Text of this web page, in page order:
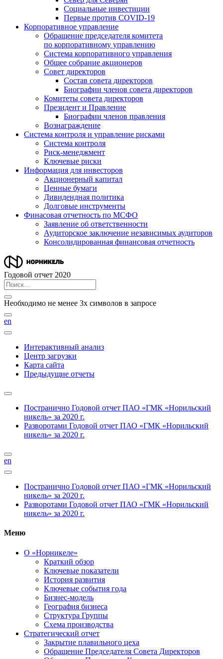
Социальные инвестиции
Первые против COVID‑19
Корпоративное управление
Обращение председателя комитета
по корпоративному управлению
Система корпоративного управления
Общее собрание акционеров
Совет директоров
Состав совета директоров
Биографии членов совета директоров
Комитеты совета директоров
Президент и Правление
Биографии членов правления
Вознаграждение
Система контроля и управление рисками
Система контроля
Риск-менеджмент
Ключевые риски
Информация для инвесторов
Акционерный капитал
Ценные бумаги
Дивидендная политика
Долговые инструменты
Финасовая отчетность по МСФО
Заявление об ответственности
Аудиторское заключение независимых аудиторов
Консолидированная финансовая отчетность
Годовой отчет 2020
Необходимо не менее 3х символов в запросе
en
Интерактивный анализ
Центр загрузки
Карта сайта
Предыдущие отчеты
Постранично Годовой отчет ПАО «ГМК «Норильский
никель» за 2020 г.
Разворотами Годовой отчет ПАО «ГМК «Норильский
никель» за 2020 г.
en
Постранично Годовой отчет ПАО «ГМК «Норильский
никель» за 2020 г.
Разворотами Годовой отчет ПАО «ГМК «Норильский
никель» за 2020 г.
Меню
О «Норникеле»
Краткий обзор
Ключевые показатели
История развития
Ключевые события года
Бизнес-модель
География бизнеса
Структура Группы
Схема производства
Стратегический отчет
Закрытие плавильного цеха
Обращение Председателя Совета Директоров